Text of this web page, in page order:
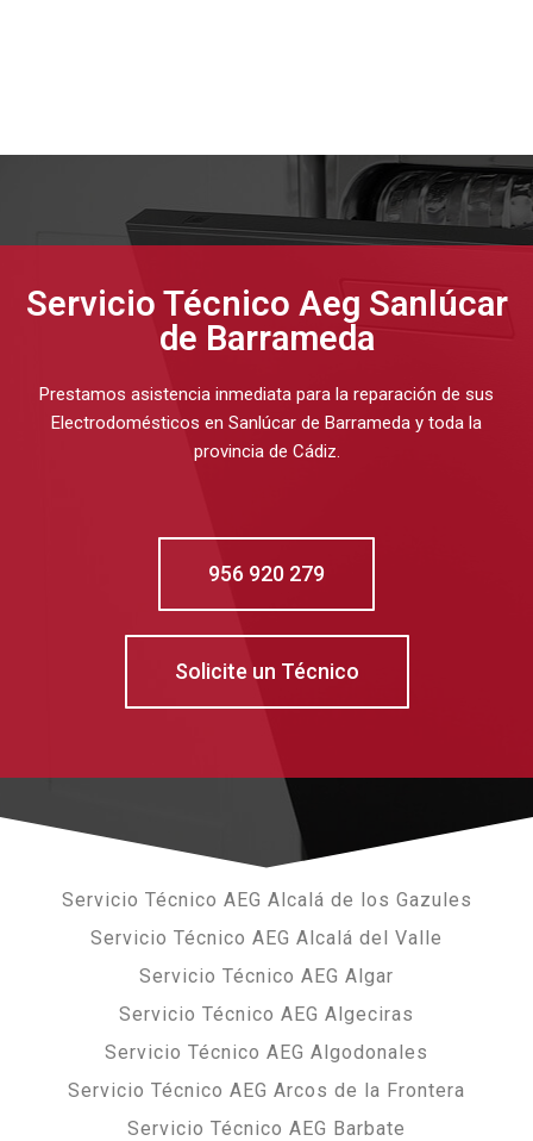
Servicio Técnico Aeg Sanlúcar
de Barrameda
Prestamos asistencia inmediata para la reparación de sus
Electrodomésticos en Sanlúcar de Barrameda y toda la
provincia de Cádiz.
956 920 279
Solicite un Técnico
Servicio Técnico AEG Alcalá de los Gazules
Servicio Técnico AEG Alcalá del Valle
Servicio Técnico AEG Algar
Servicio Técnico AEG Algeciras
Servicio Técnico AEG Algodonales
Servicio Técnico AEG Arcos de la Frontera
Servicio Técnico AEG Barbate